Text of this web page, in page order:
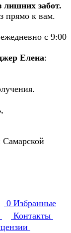
забот.
прямо к вам.
с 9:00
Елена:
Самарской
0 Избранные
Контакты